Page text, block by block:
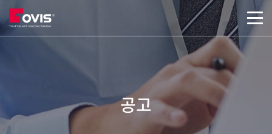
공고